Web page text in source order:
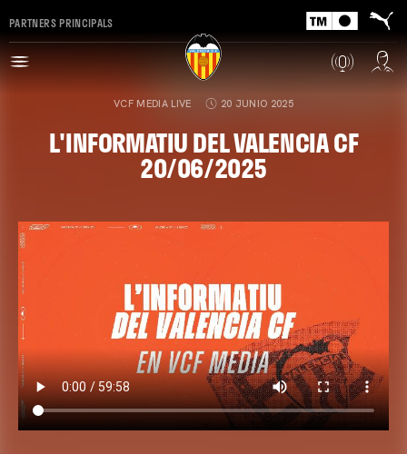
PARTNERS PRINCIPALS
VCF MEDIA LIVE 20 JUNIO 2025
L'INFORMATIU DEL VALENCIA CF
20/06/2025